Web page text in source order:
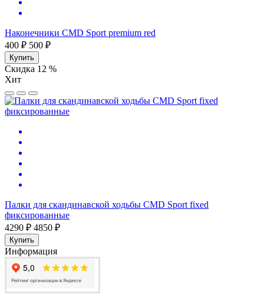
Наконечники CMD Sport premium red
400 ₽ 500 ₽
Купить
Скидка 12 %
Хит
Палки для скандинавской ходьбы CMD Sport fixed
фиксированные
4290 ₽ 4850 ₽
Купить
Информация